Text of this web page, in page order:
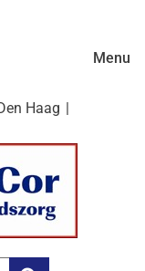
Haag
Menu